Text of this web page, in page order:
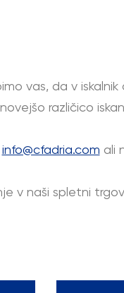
vas, da v
različico
info@cfadria.com ali
v naši spletni